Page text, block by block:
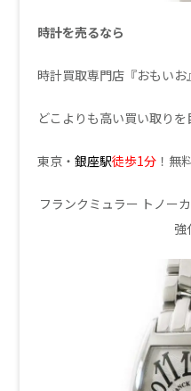
時計を売るなら
時計買取専門店『おもいお
どこよりも高い買い取りを
東京・銀座駅徒歩1分 ！無
フランクミュラー トノー
強